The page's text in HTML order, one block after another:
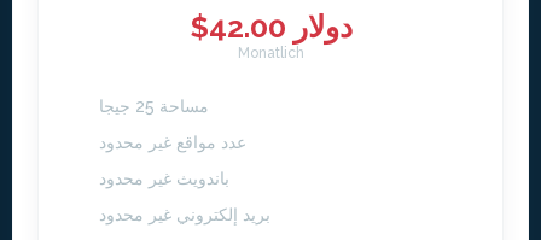
$42.00 دولار
Monatlich
مساحة 25 جيجا
عدد مواقع غير محدود
باندويث غير محدود
بريد إلكتروني غير محدود